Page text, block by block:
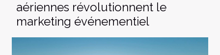
aériennes révolutionnent le
marketing événementiel